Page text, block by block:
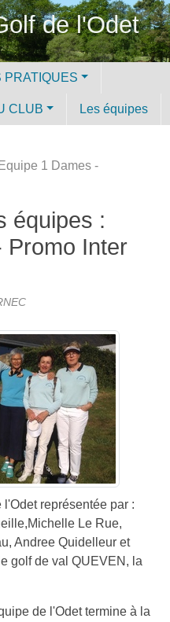
de l'Odet
PRATIQUES
CLUB Les équipes
1 Dames -
équipes :
Promo Inter
représentée par :
Le Rue,
Andree Quidelleur et
golf de val QUEVEN, la
de l'Odet termine à la